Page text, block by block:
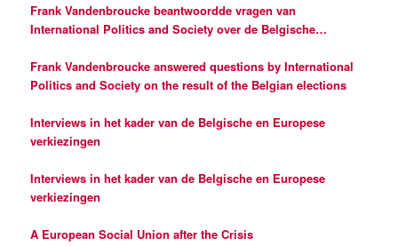
Frank Vandenbroucke beantwoordde vragen van
International Politics and Society over de Belgische
Frank Vandenbroucke answered questions by International
Politics and Society on the result of the Belgian elections
Interviews in het kader van de Belgische en Europese
verkiezingen
Interviews in het kader van de Belgische en Europese
verkiezingen
A European Social Union after the Crisis